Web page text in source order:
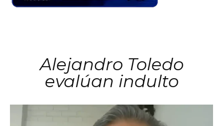
Alejandro Toledo
evalúan indulto